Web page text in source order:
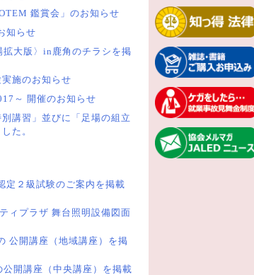
鑑賞会」のお知らせ
知らせ
大版〉in鹿角のチラシを掲
施のお知らせ
～ 開催のお知らせ
講習」並びに「足場の組立
た。
２級試験のご案内を掲載
ィプラザ 舞台照明設備図面
公開講座（地域講座）を掲
開講座（中央講座）を掲載